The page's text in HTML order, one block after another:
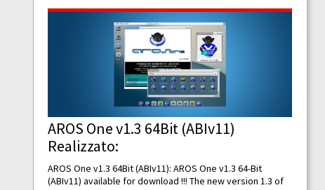
AROS One v1.3 64Bit (ABIv11)
Realizzato:
AROS One v1.3 64Bit (ABIv11): AROS One v1.3 64-Bit
(ABIv11) available for download !!! The new version 1.3 of